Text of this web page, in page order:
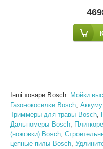
Інші товари Bosch: Мойки
Газонокосилки Bosch,
Триммеры для травы Bosch,
Дальномеры Bosch,
(ножовки) Bosch,
цепные пилы Bosch,